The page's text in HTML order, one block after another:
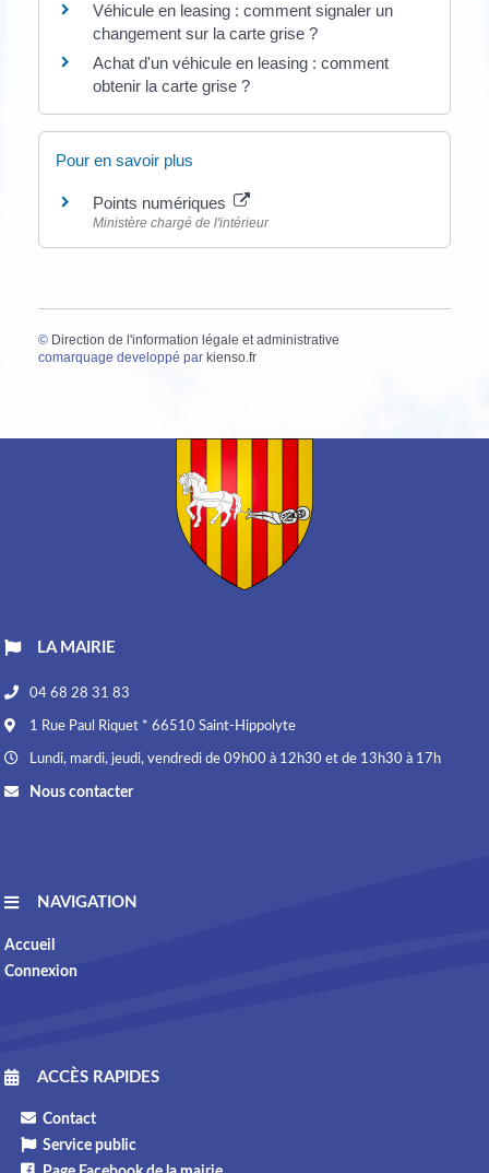
Véhicule en leasing : comment signaler un
changement sur la carte grise ?
Achat d'un véhicule en leasing : comment
obtenir la carte grise ?
Pour en savoir plus
Points numériques
Ministère chargé de l'intérieur
© Direction de l'information légale et administrative
comarquage developpé par kienso.fr
LA MAIRIE
04 68 28 31 83
1 Rue Paul Riquet * 66510 Saint-Hippolyte
Lundi, mardi, jeudi, vendredi de 09h00 à 12h30 et de 13h30 à 17h
Nous contacter
NAVIGATION
Accueil
Connexion
ACCÈS RAPIDES
Contact
Service public